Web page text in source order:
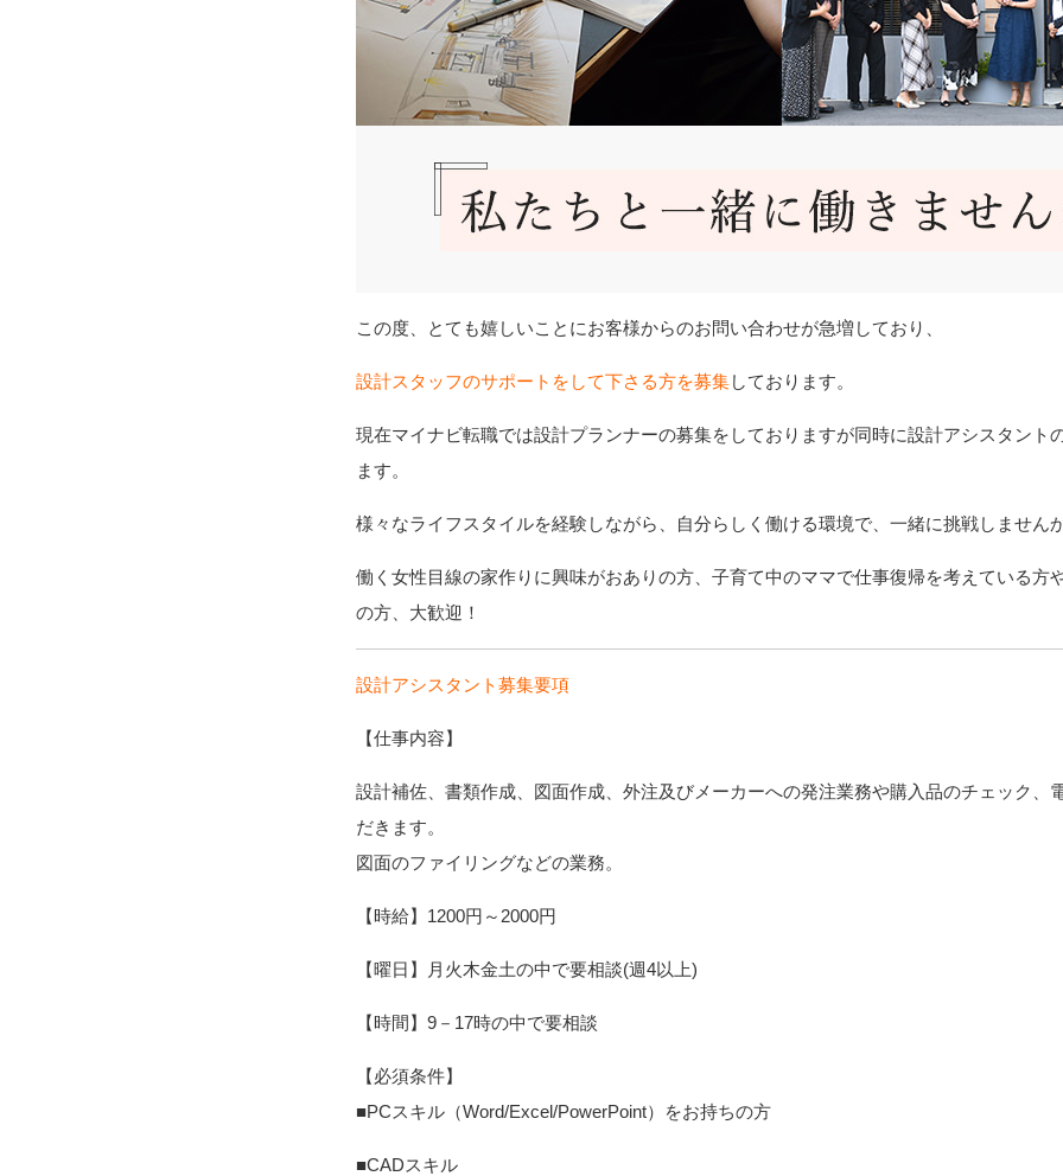
この度、とても嬉しいことにお客様からのお問い合わせが急増しており、
設計スタッフのサポートをして下さる方を募集しております。
現在マイナビ転職では設計プランナーの募集をしておりますが同時に設計アシスタント
ます。
様々なライフスタイルを経験しながら、自分らしく働ける環境で、一緒に挑戦しません
働く女性目線の家作りに興味がおありの方、子育て中のママで仕事復帰を考えている方
の方、大歓迎！
設計アシスタント募集要項
【仕事内容】
設計補佐、書類作成、図面作成、外注及びメーカーへの発注業務や購入品のチェック、
だきます。
図面のファイリングなどの業務。
【時給】1200円～2000円
【曜日】月火木金土の中で要相談(週4以上)
【時間】9－17時の中で要相談
【必須条件】
■PCスキル（Word/Excel/PowerPoint）をお持ちの方
■CADスキル